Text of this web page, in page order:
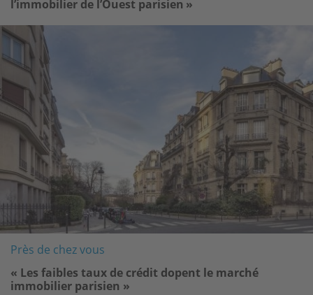
l’immobilier de l’Ouest parisien »
Image
Près de chez vous
« Les faibles taux de crédit dopent le marché
immobilier parisien »